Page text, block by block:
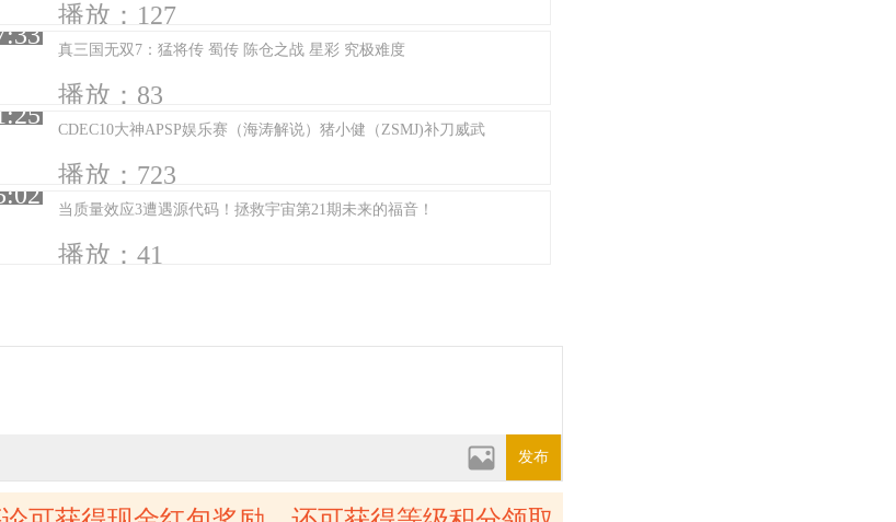
播放：127
真三国无双7：猛将传 蜀传 陈仓之战 星彩 究极难度
播放：83
CDEC10大神APSP娱乐赛（海涛解说）猪小健（ZSMJ)补刀威武
播放：723
当质量效应3遭遇源代码！拯救宇宙第21期未来的福音！
播放：41
发布